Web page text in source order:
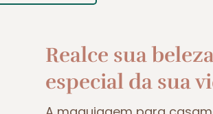
Realce sua
especial da sua